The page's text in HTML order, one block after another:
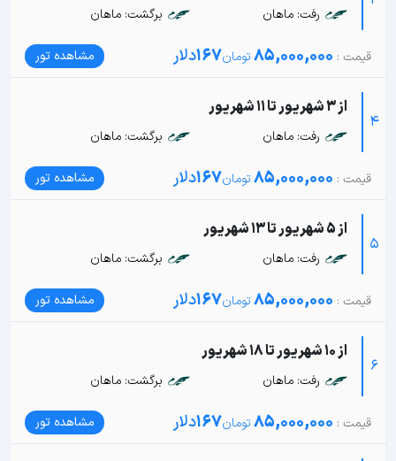
رفت: ماهان برگشت: ماهان
85,000,000
167دلار مشاهده تور
4
از 3 شهریور تا 11 شهریور
رفت: ماهان برگشت: ماهان
85,000,000
167دلار مشاهده تور
5
از 5 شهریور تا 13 شهریور
رفت: ماهان برگشت: ماهان
85,000,000
167دلار مشاهده تور
6
از 10 شهریور تا 18 شهریور
رفت: ماهان برگشت: ماهان
85,000,000
167دلار مشاهده تور